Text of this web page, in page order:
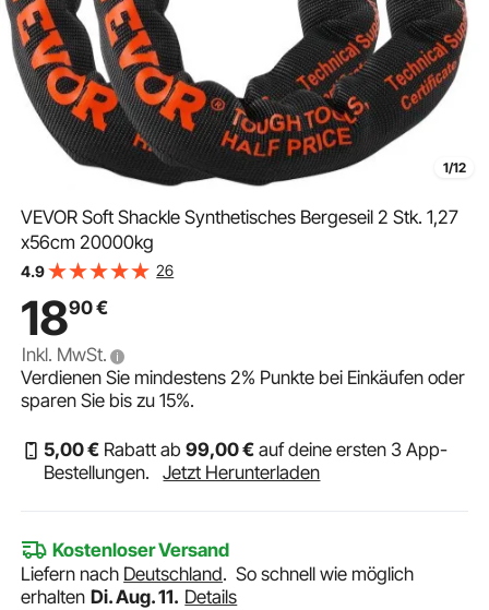
1/12
VEVOR Soft Shackle Synthetisches Bergeseil 2 Stk. 1,27
x56cm 20000kg
4.9 26
1890€
Inkl. MwSt.
Verdienen Sie mindestens2% Punkte bei Einkäufen oder
sparen Sie bis zu15%.
5,00€ Rabatt ab99,00€ auf deine ersten 3 App-
Bestellungen.
Jetzt Herunterladen
Kostenloser Versand
Liefern nach Deutschland.So schnell wie möglich
erhalten Di. Aug. 11. Details